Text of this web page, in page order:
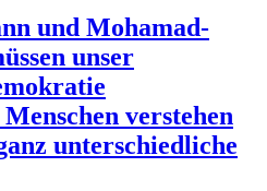
und Mohamad-
unser
verstehen
unterschiedliche